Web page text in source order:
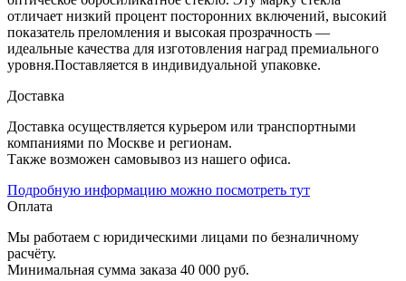
отличает низкий процент посторонних включений, высокий
показатель преломления и высокая прозрачность —
идеальные качества для изготовления наград премиального
уровня.Поставляется в индивидуальной упаковке.
Доставка
Доставка осуществляется курьером или транспортными
компаниями по Москве и регионам.
Также возможен самовывоз из нашего офиса.
Подробную информацию можно посмотреть тут
Оплата
Мы работаем с юридическими лицами по безналичному
расчёту.
Минимальная сумма заказа 40 000 руб.